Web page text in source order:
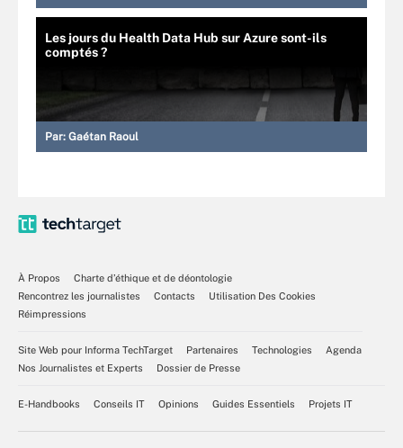
Les jours du Health Data Hub sur Azure sont-ils
comptés ?
Par: Gaétan Raoul
À Propos
Charte d’éthique et de déontologie
Rencontrez les journalistes
Contacts
Utilisation Des Cookies
Réimpressions
Site Web pour Informa TechTarget Partenaires Technologies
Agenda
Nos Journalistes et Experts
Dossier de Presse
E-Handbooks Conseils IT Opinions Guides Essentiels Projets IT